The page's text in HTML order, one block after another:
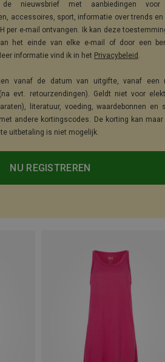
nieuwsbrief met aanbiedingen voor
accessoires, sport, informatie over trends
per e-mail ontvangen. Ik kan deze
het einde van elke e-mail of door een
informatie vind ik in het Privacybeleid .
vanaf de datum van uitgifte, vanaf een
evt. retourzendingen). Geldt niet voor
literatuur, voeding, waardebonnen en
andere kortingscodes. De korting kan maar
uitbetaling is niet mogelijk.
NU REGISTREREN